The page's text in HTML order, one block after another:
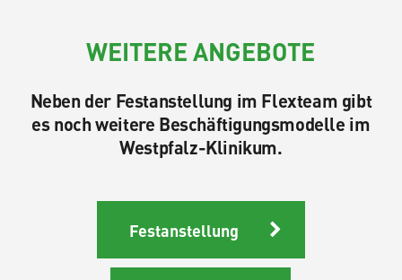
WEITERE ANGEBOTE
Neben der Festanstellung im Flexteam gibt
es noch weitere Beschäftigungsmodelle im
Westpfalz-Klinikum.
Festanstellung